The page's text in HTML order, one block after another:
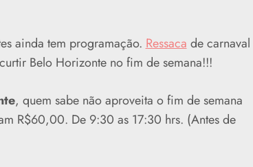
ainda tem programação. Ressaca de carnaval
Belo Horizonte no fim de semana!!!
, quem sabe não aproveita o fim de semana
R$60,00. De 9:30 as 17:30 hrs. (Antes de